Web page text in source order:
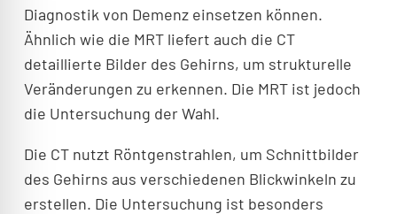
Diagnostik von Demenz einsetzen können.
Ähnlich wie die MRT liefert auch die CT
detaillierte Bilder des Gehirns, um strukturelle
Veränderungen zu erkennen. Die MRT ist jedoch
die Untersuchung der Wahl.
Die CT nutzt Röntgenstrahlen, um Schnittbilder
des Gehirns aus verschiedenen Blickwinkeln zu
erstellen. Die Untersuchung ist besonders